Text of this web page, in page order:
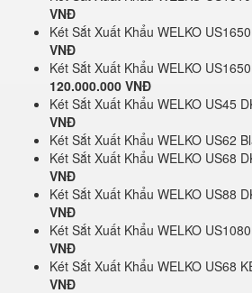
VNĐ
Két Sắt Xuất Khẩu WELKO
VNĐ
Két Sắt Xuất Khẩu WELKO
120.000.000 VNĐ
Két Sắt Xuất Khẩu WELKO US45
VNĐ
Két Sắt Xuất Khẩu WELKO US62
Két Sắt Xuất Khẩu WELKO US68
VNĐ
Két Sắt Xuất Khẩu WELKO US88
VNĐ
Két Sắt Xuất Khẩu WELKO
VNĐ
Két Sắt Xuất Khẩu WELKO US68
VNĐ